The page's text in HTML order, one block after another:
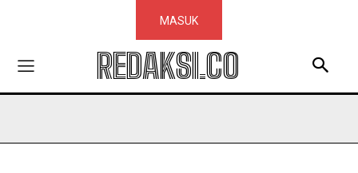
MASUK
REDAKSI.CO